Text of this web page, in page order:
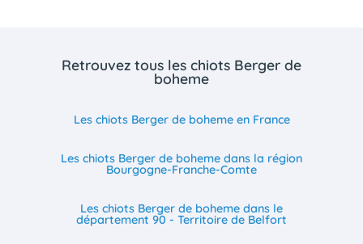
Retrouvez tous les chiots Berger de
boheme
Les chiots Berger de boheme en France
Les chiots Berger de boheme dans la région
Bourgogne-Franche-Comte
Les chiots Berger de boheme dans le
département 90 - Territoire de Belfort